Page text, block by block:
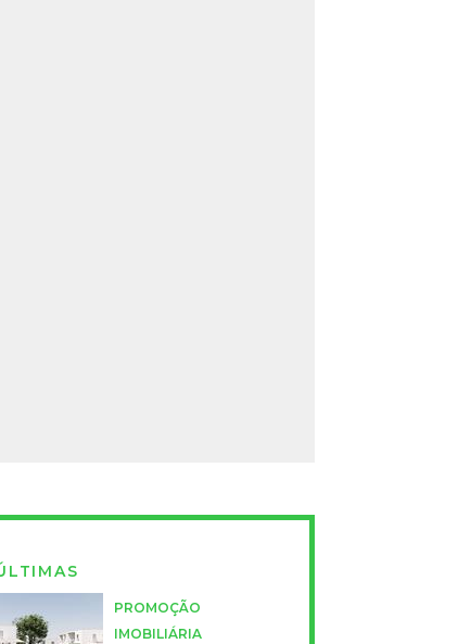
PROMOÇÃO
IMOBILIÁRIA